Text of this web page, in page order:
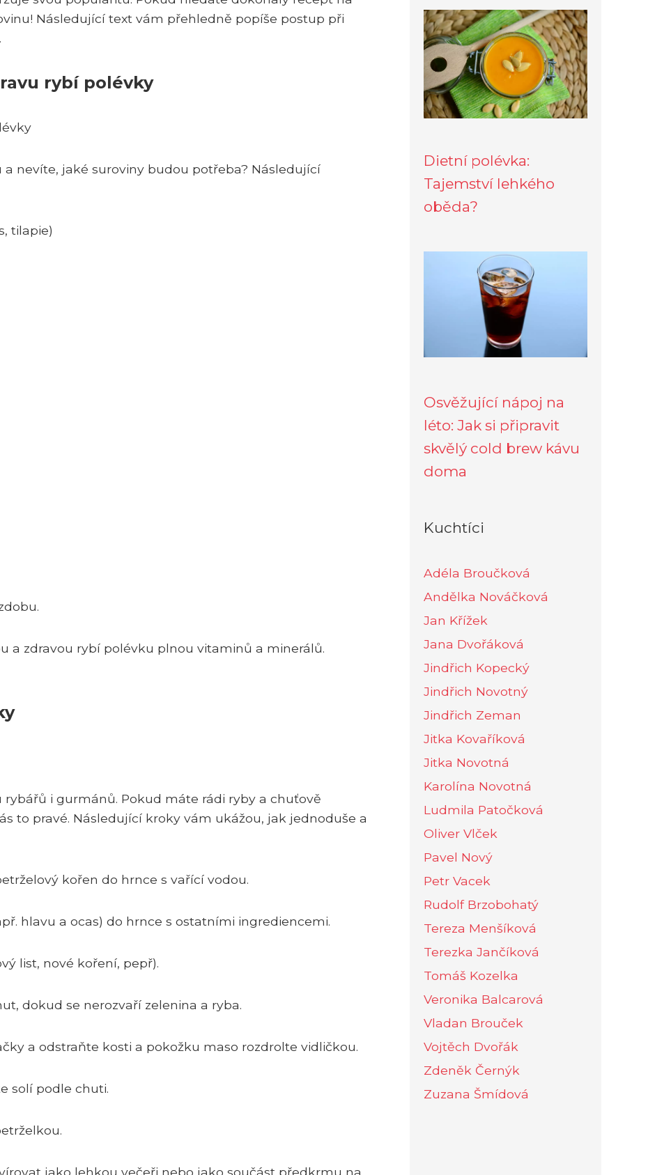
Následující text vám přehledně popíše postup při
rybí polévky
nevíte, jaké suroviny budou potřeba? Následující
tilapie)
a zdravou rybí polévku plnou vitaminů a minerálů.
i gurmánů. Pokud máte rádi ryby a chuťově
to pravé. Následující kroky vám ukážou, jak jednoduše a
kořen do hrnce s vařící vodou.
hlavu a ocas) do hrnce s ostatními ingrediencemi.
list, nové koření, pepř).
dokud se nerozvaří zelenina a ryba.
a odstraňte kosti a pokožku maso rozdrolte vidličkou.
solí podle chuti.
jako lehkou večeři nebo jako součást předkrmu na
Dietní polévka:
Tajemství lehkého
oběda?
Osvěžující nápoj na
léto: Jak si připravit
skvělý cold brew kávu
doma
Kuchtíci
Adéla Broučková
Andělka Nováčková
Jan Křížek
Jana Dvořáková
Jindřich Kopecký
Jindřich Novotný
Jindřich Zeman
Jitka Kovaříková
Jitka Novotná
Karolína Novotná
Ludmila Patočková
Oliver Vlček
Pavel Nový
Petr Vacek
Rudolf Brzobohatý
Tereza Menšíková
Terezka Jančíková
Tomáš Kozelka
Veronika Balcarová
Vladan Brouček
Vojtěch Dvořák
Zdeněk Černýk
Zuzana Šmídová